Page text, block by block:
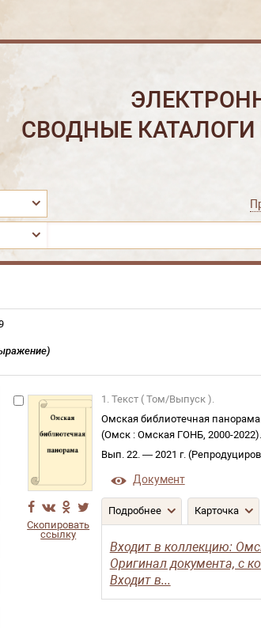
СВОДНЫЕ
Скопировать
ссылку
1. Текст ( Том/Выпуск ).
Омская библиотечная панорама
(Омск : Омская ГОНБ, 2000-2022).
Вып. 22. —2021 г.
Документ
Подробнее Карточка
Входит в коллекцию:
Оригинал документа, с
Входит в...